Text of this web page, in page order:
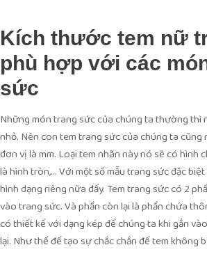
Kích thước tem nữ
phù hợp với các
sức
Những món trang sức của chúng ta thường thì
nhỏ. Nên con tem trang sức của chúng ta
đơn vị là mm. Loại tem nhãn này nó sẽ có hình
là hình tròn,… Với một số mẫu trang sức đặc
hình dạng riêng nữa đấy. Tem trang sức có 2
vào trang sức. Và phần còn lại là phần chứa
có thiết kế với dạng kép để chúng ta khi gắn
lại. Như thế để tạo sự chắc chắn để tem không